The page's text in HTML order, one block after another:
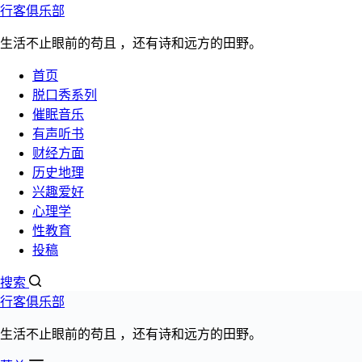
跳过内容
催眠
行客俱乐部
生活不止眼前的苟且 ，还有诗和远方的田野。
首页
脱口秀系列
催眠音乐
有声听书
财经方面
历史地理
兴趣爱好
心理学
性教育
投稿
搜索
行客俱乐部
生活不止眼前的苟且 ，还有诗和远方的田野。
女追男 隔层纱？
文章分类：
性教育
发布日期：
2023年12月27日